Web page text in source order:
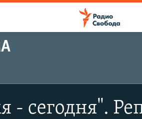
- сегодня".